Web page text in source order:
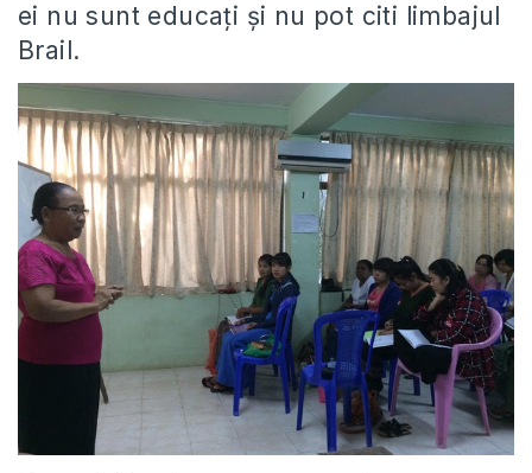
ei nu sunt educați și nu pot citi limbajul
Brail.